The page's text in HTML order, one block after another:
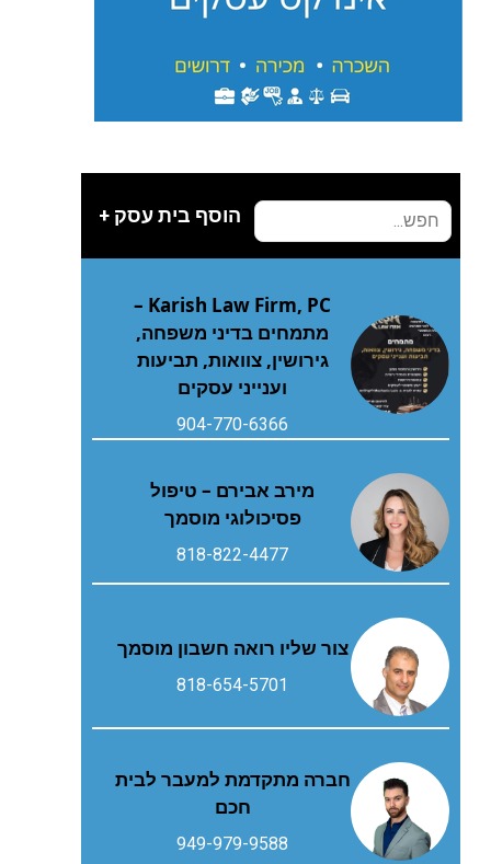
הוסף בית עסק +
Karish Law Firm, PC –
מתמחים בדיני משפחה,
גירושין, צוואות, תביעות
וענייני עסקים
904-770-6366
מירב אבירם – טיפול
פסיכולוגי מוסמך
818-822-4477
צור שליו רואה חשבון מוסמך
818-654-5701
חברה מתקדמת למעבר לבית
חכם
949-979-9588